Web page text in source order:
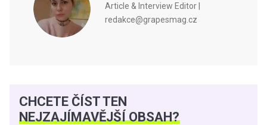
Article & Interview Editor |
redakce@grapesmag.cz
CHCETE ČÍST TEN
NEJZAJÍMAVĚJŠÍ OBSAH?